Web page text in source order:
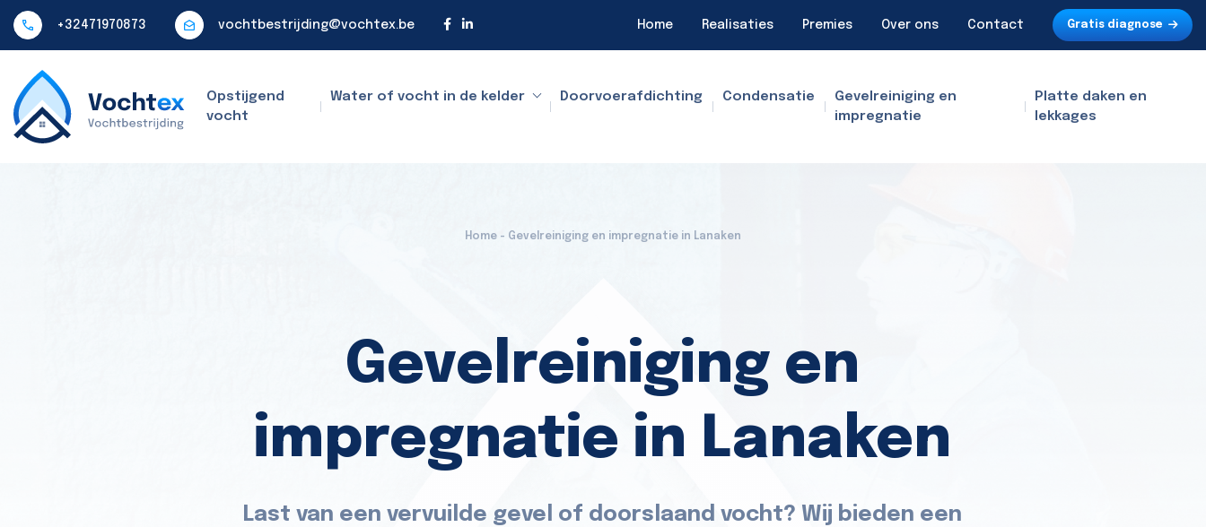
+32471970873 vochtbestrijding@vochtex.be Home Realisaties Premies Over ons Contact Gratis diagnose
Opstijgend
vocht
Water of vocht in de kelder Doorvoerafdichting Condensatie
Gevelreiniging en
impregnatie
Platte daken en
lekkages
Home - Gevelreiniging en impregnatie in Lanaken
Gevelreiniging en
impregnatie in Lanaken
Last van een vervuilde gevel of doorslaand vocht? Wij bieden een